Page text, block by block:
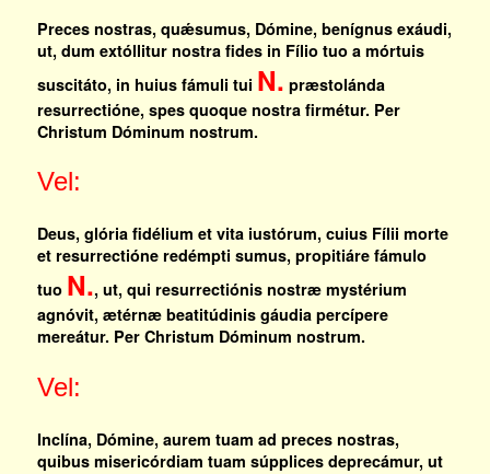
Preces nostras, quǽsumus, Dómine, benígnus exáudi,
ut, dum extóllitur nostra fides in Fílio tuo a mórtuis
suscitáto, in huius fámuli tui N. præstolánda
resurrectióne, spes quoque nostra firmétur. Per
Christum Dóminum nostrum.
Vel:
Deus, glória fidélium et vita iustórum, cuius Fílii morte
et resurrectióne redémpti sumus, propitiáre fámulo
tuo N., ut, qui resurrectiónis nostræ mystérium
agnóvit, ætérnæ beatitúdinis gáudia percípere
mereátur. Per Christum Dóminum nostrum.
Vel:
Inclína, Dómine, aurem tuam ad preces nostras,
quibus misericórdiam tuam súpplices deprecámur, ut